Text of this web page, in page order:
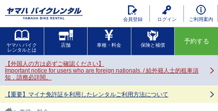
ご利用案内
ログイン
会員登録
ヤマハ バイク
レンタルとは
店舗 車種・料金 保険と補償
予約する
【外国人の方は必ずご確認ください】
Important notice for users who are foreign nationals. / 給外籍人士的租車須
知，請務必詳閱。
【重要】マイナ免許証を利用したレンタルご利用方法について